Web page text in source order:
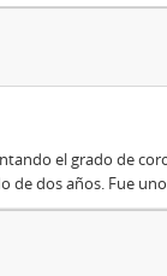
el grado de
dos años. Fue